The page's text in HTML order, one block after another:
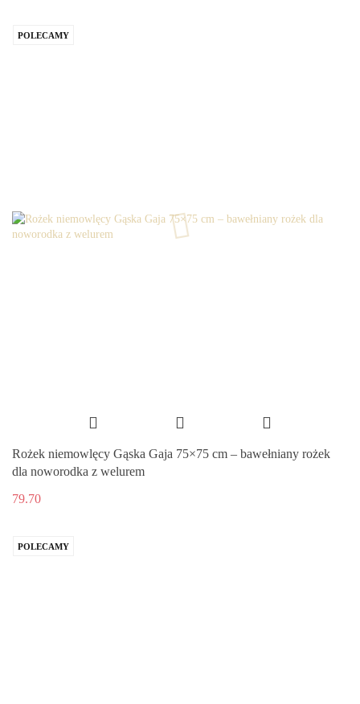
POLECAMY
Rożek niemowlęcy Gąska Gaja 75×75 cm – bawełniany rożek
dla noworodka z welurem
79.70
POLECAMY